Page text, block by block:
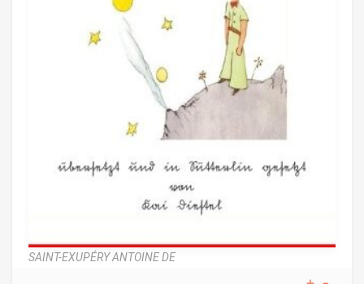
SAINT-EXUPÉRY ANTOINE DE